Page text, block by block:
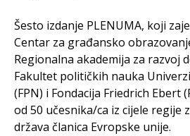
Šesto izdanje PLENUMA, koji
Centar za građansko
Regionalna akademija za razvoj
Fakultet političkih nauka
(FPN) i Fondacija Friedrich Ebert
od 50 učesnika/ca iz cijele regije
država članica Evropske unije.